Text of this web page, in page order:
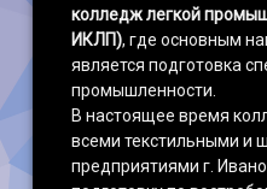
колледж легкой
ИКЛП), где основным
является подготовка
промышленности.
В настоящее время
всеми текстильными и
предприятиями г.